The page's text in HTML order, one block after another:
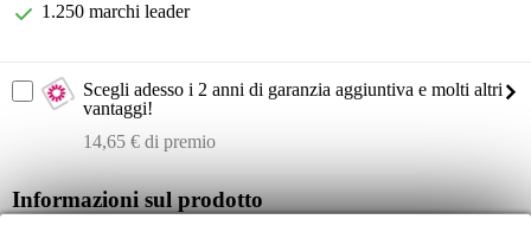
1.250 marchi leader
Scegli adesso i 2 anni di garanzia aggiuntiva e molti altri
vantaggi!
14,65 € di premio
Informazioni sul prodotto